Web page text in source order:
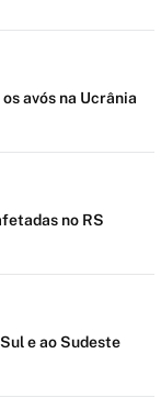
avós na Ucrânia
no RS
e ao Sudeste